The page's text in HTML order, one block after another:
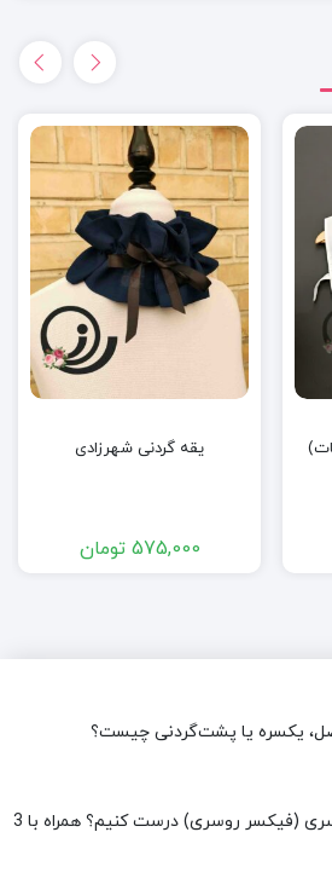
یقه گردنی شهرزادی
575,000 تومان
یکسره یا پشت‌گردنی چیست؟